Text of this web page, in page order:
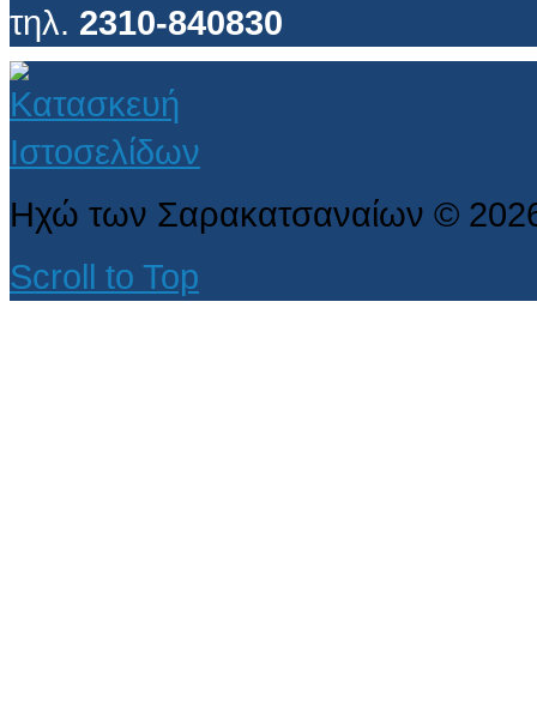
τηλ. 2310-840830
Ηχώ των Σαρακατσαναίων ©
Scroll to Top